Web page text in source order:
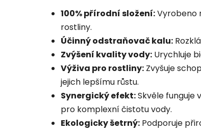
100% přírodní složení:Vyrobeno
rostliny.
Účinný odstraňovač kalu:
Zvýšení kvality vody: Urychluje
Výživa pro rostliny: Zvyšuje
jejich lepšímu růstu.
Synergický efekt:Skvěle funguje
pro komplexní čistotu vody.
Ekologicky šetrný: Podporuje